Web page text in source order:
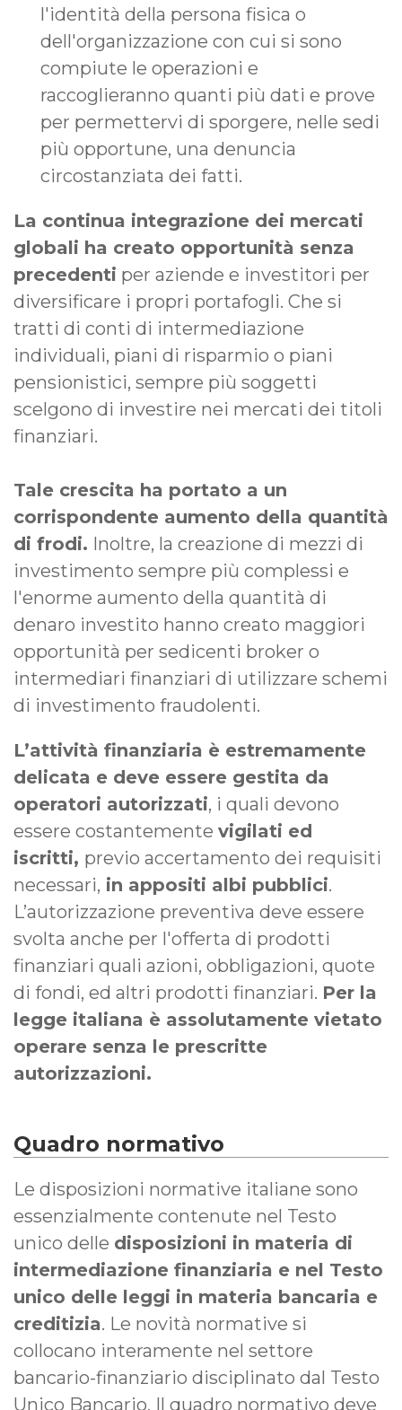
l'identità della persona fisica o
dell'organizzazione con cui si sono
compiute le operazioni e
raccoglieranno quanti più dati e prove
per permettervi di sporgere, nelle sedi
più opportune, una denuncia
circostanziata dei fatti.
La continua integrazione dei mercati
globali ha creato opportunità senza
precedenti per aziende e investitori per
diversificare i propri portafogli. Che si
tratti di conti di intermediazione
individuali, piani di risparmio o piani
pensionistici, sempre più soggetti
scelgono di investire nei mercati dei titoli
finanziari.
Tale crescita ha portato a un
corrispondente aumento della quantità
di frodi. Inoltre, la creazione di mezzi di
investimento sempre più complessi e
l'enorme aumento della quantità di
denaro investito hanno creato maggiori
opportunità per sedicenti broker o
intermediari finanziari di utilizzare schemi
di investimento fraudolenti.
L’attività finanziaria è estremamente
delicata e deve essere gestita da
operatori autorizzati, i quali devono
essere costantemente vigilati ed
iscritti, previo accertamento dei requisiti
necessari, in appositi albi pubblici.
L’autorizzazione preventiva deve essere
svolta anche per l'offerta di prodotti
finanziari quali azioni, obbligazioni, quote
di fondi, ed altri prodotti finanziari. Per la
legge italiana è assolutamente vietato
operare senza le prescritte
autorizzazioni.
Quadro normativo
Le disposizioni normative italiane sono
essenzialmente contenute nel Testo
unico delle disposizioni in materia di
intermediazione finanziaria e nel Testo
unico delle leggi in materia bancaria e
creditizia. Le novità normative si
collocano interamente nel settore
bancario-finanziario disciplinato dal Testo
Unico Bancario. Il quadro normativo deve